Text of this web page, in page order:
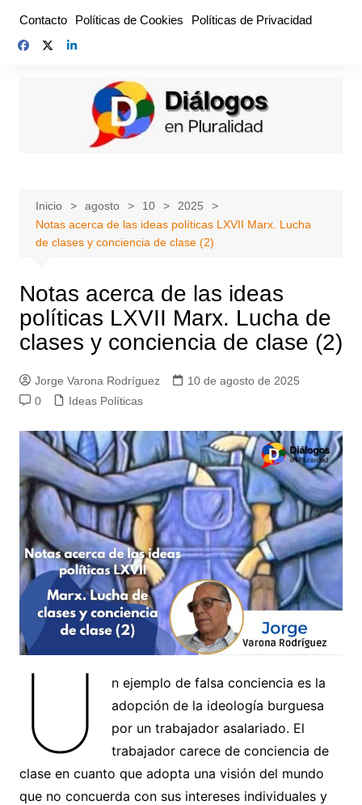
contenido
Contacto Políticas de Cookies Políticas de Privacidad
Inicio agosto 10
2025
Notas acerca de las ideas políticas LXVII Marx. Lucha
de clases y conciencia de clase (2)
Notas acerca de las ideas
políticas LXVII Marx. Lucha de
clases y conciencia de clase (2)
Jorge Varona Rodríguez
10 de agosto de 2025
0
Ideas Políticas
U
n ejemplo de falsa conciencia es la
adopción de la ideología burguesa
por un trabajador asalariado. El
trabajador carece de conciencia de
clase en cuanto que adopta una visión del mundo
que no concuerda con sus intereses individuales y